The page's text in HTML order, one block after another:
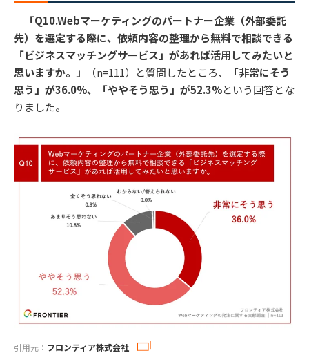
「Q10.Webマーケティングのパートナー企業（外部委託
先）を選定する際に、依頼内容の整理から無料で相談できる
「ビジネスマッチングサービス」があれば活用してみたいと
思いますか。」
（n=111）と質問したところ、
「非常にそう
思う」が36.0%、「ややそう思う」が52.3%という回答とな
りました。
引用元： フロンティア株式会社